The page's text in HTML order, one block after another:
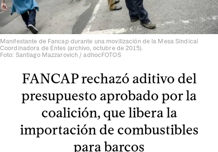
Manifestante de Fancap durante una movilización de la Mesa Sindical
Coordinadora de Entes (archivo, octubre de 2015).
Foto: Santiago Mazzarovich / adhocFOTOS
FANCAP rechazó aditivo del
presupuesto aprobado por la
coalición, que libera la
importación de combustibles
para barcos